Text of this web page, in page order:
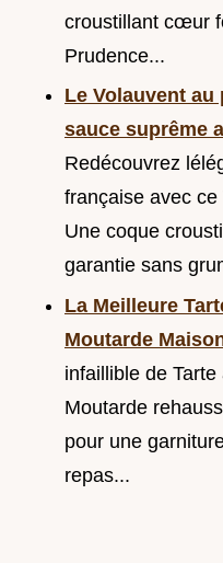
croustillant cœur
Prudence...
Le Volauvent
sauce suprême
Redécouvrez
française avec
Une coque
garantie sans
La Meilleure
Moutarde
infaillible de
Moutarde
pour une
repas...